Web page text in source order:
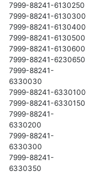
7999-88241-6130250
7999-88241-6130300
7999-88241-6130400
7999-88241-6130500
7999-88241-6130600
7999-88241-6230650
7999-88241-
6330030
7999-88241-6330100
7999-88241-6330150
7999-88241-
6330200
7999-88241-
6330300
7999-88241-
6330350